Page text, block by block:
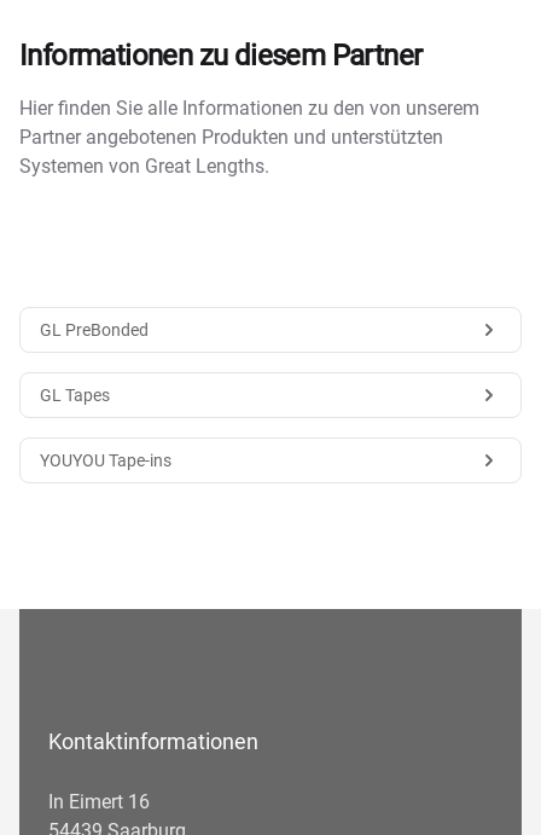
Informationen zu diesem Partner
Hier finden Sie alle Informationen zu den von unserem
Partner angebotenen Produkten und unterstützten
Systemen von Great Lengths.
GL PreBonded
GL Tapes
YOUYOU Tape-ins
Kontaktinformationen
In Eimert 16